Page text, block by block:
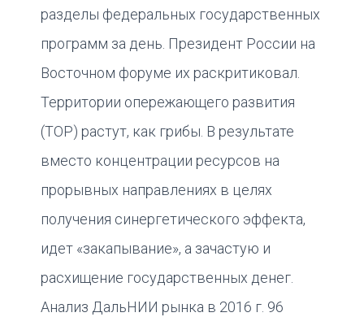
разделы федеральных государственных
программ за день. Президент России на
Восточном форуме их раскритиковал.
Территории опережающего развития
(ТОР) растут, как грибы. В результате
вместо концентрации ресурсов на
прорывных направлениях в целях
получения синергетического эффекта,
идет «закапывание», а зачастую и
расхищение государственных денег.
Анализ ДальНИИ рынка в 2016 г. 96